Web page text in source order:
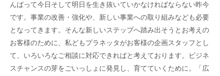
んばって今日そして明日を生き抜いていかなければならない昨今
です。事業の改善・強化や、新しい事業への取り組みなども必要
となってきます。そんな新しいステップへ踏み出そうとお考えの
お客様のために、私どもプラネッタがお客様の企画スタッフとし
て、いろいろなご相談に対応できればと考えております。ビジネ
スチャンスの芽をごいっしょに発見し、育てていくために。「広